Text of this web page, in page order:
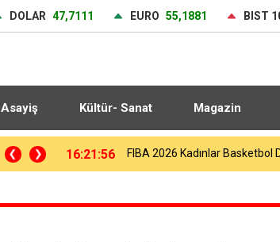
DOLAR 47,7111 EURO 55,1881 BIST
Asayiş Kültür- Sanat Magazin
FIBA 2026 Kadınlar Basketbol Dünya Kupası’nda mücadele edecek A Milli Kadın Takımı, hazırlıklarını sürdürüyor 15:59:11 Adalet Bakanı Akın Gürlek ve